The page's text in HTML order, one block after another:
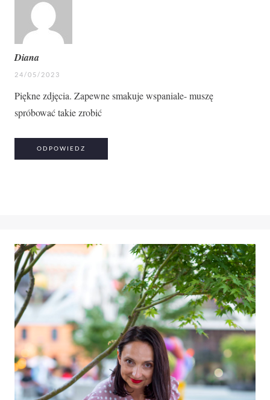
Diana
24/05/2023
Piękne zdjęcia. Zapewne smakuje wspaniale- muszę
spróbować takie zrobić
ODPOWIEDZ